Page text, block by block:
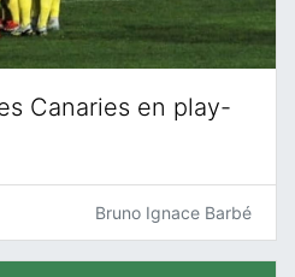
Canaries en play-
Bruno Ignace Barbé